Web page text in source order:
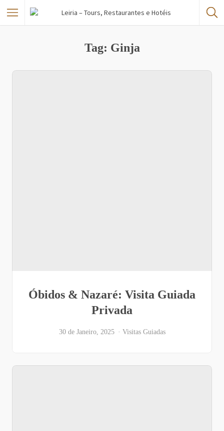
Tag: Ginja
Óbidos & Nazaré: Visita Guiada
Privada
30 de Janeiro, 2025 Visitas Guiadas